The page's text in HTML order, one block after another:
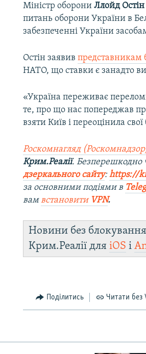
Міністр оборони Ллойд Остін
питань оборони України в
забезпеченні України
Остін заявивпредставникам
НАТО, що ставки є занадто
«Україна переживає
те, про що нас попереджав
взяти Київ і переоцінила
Роскомнагляд
Крим.Реалії. Безперешкодно
дзеркального сайту:https://
за основними подіями в
вамвстановити VPN.
Новини без
Крим.Реалії дляiOS і
Поділитись Читати без